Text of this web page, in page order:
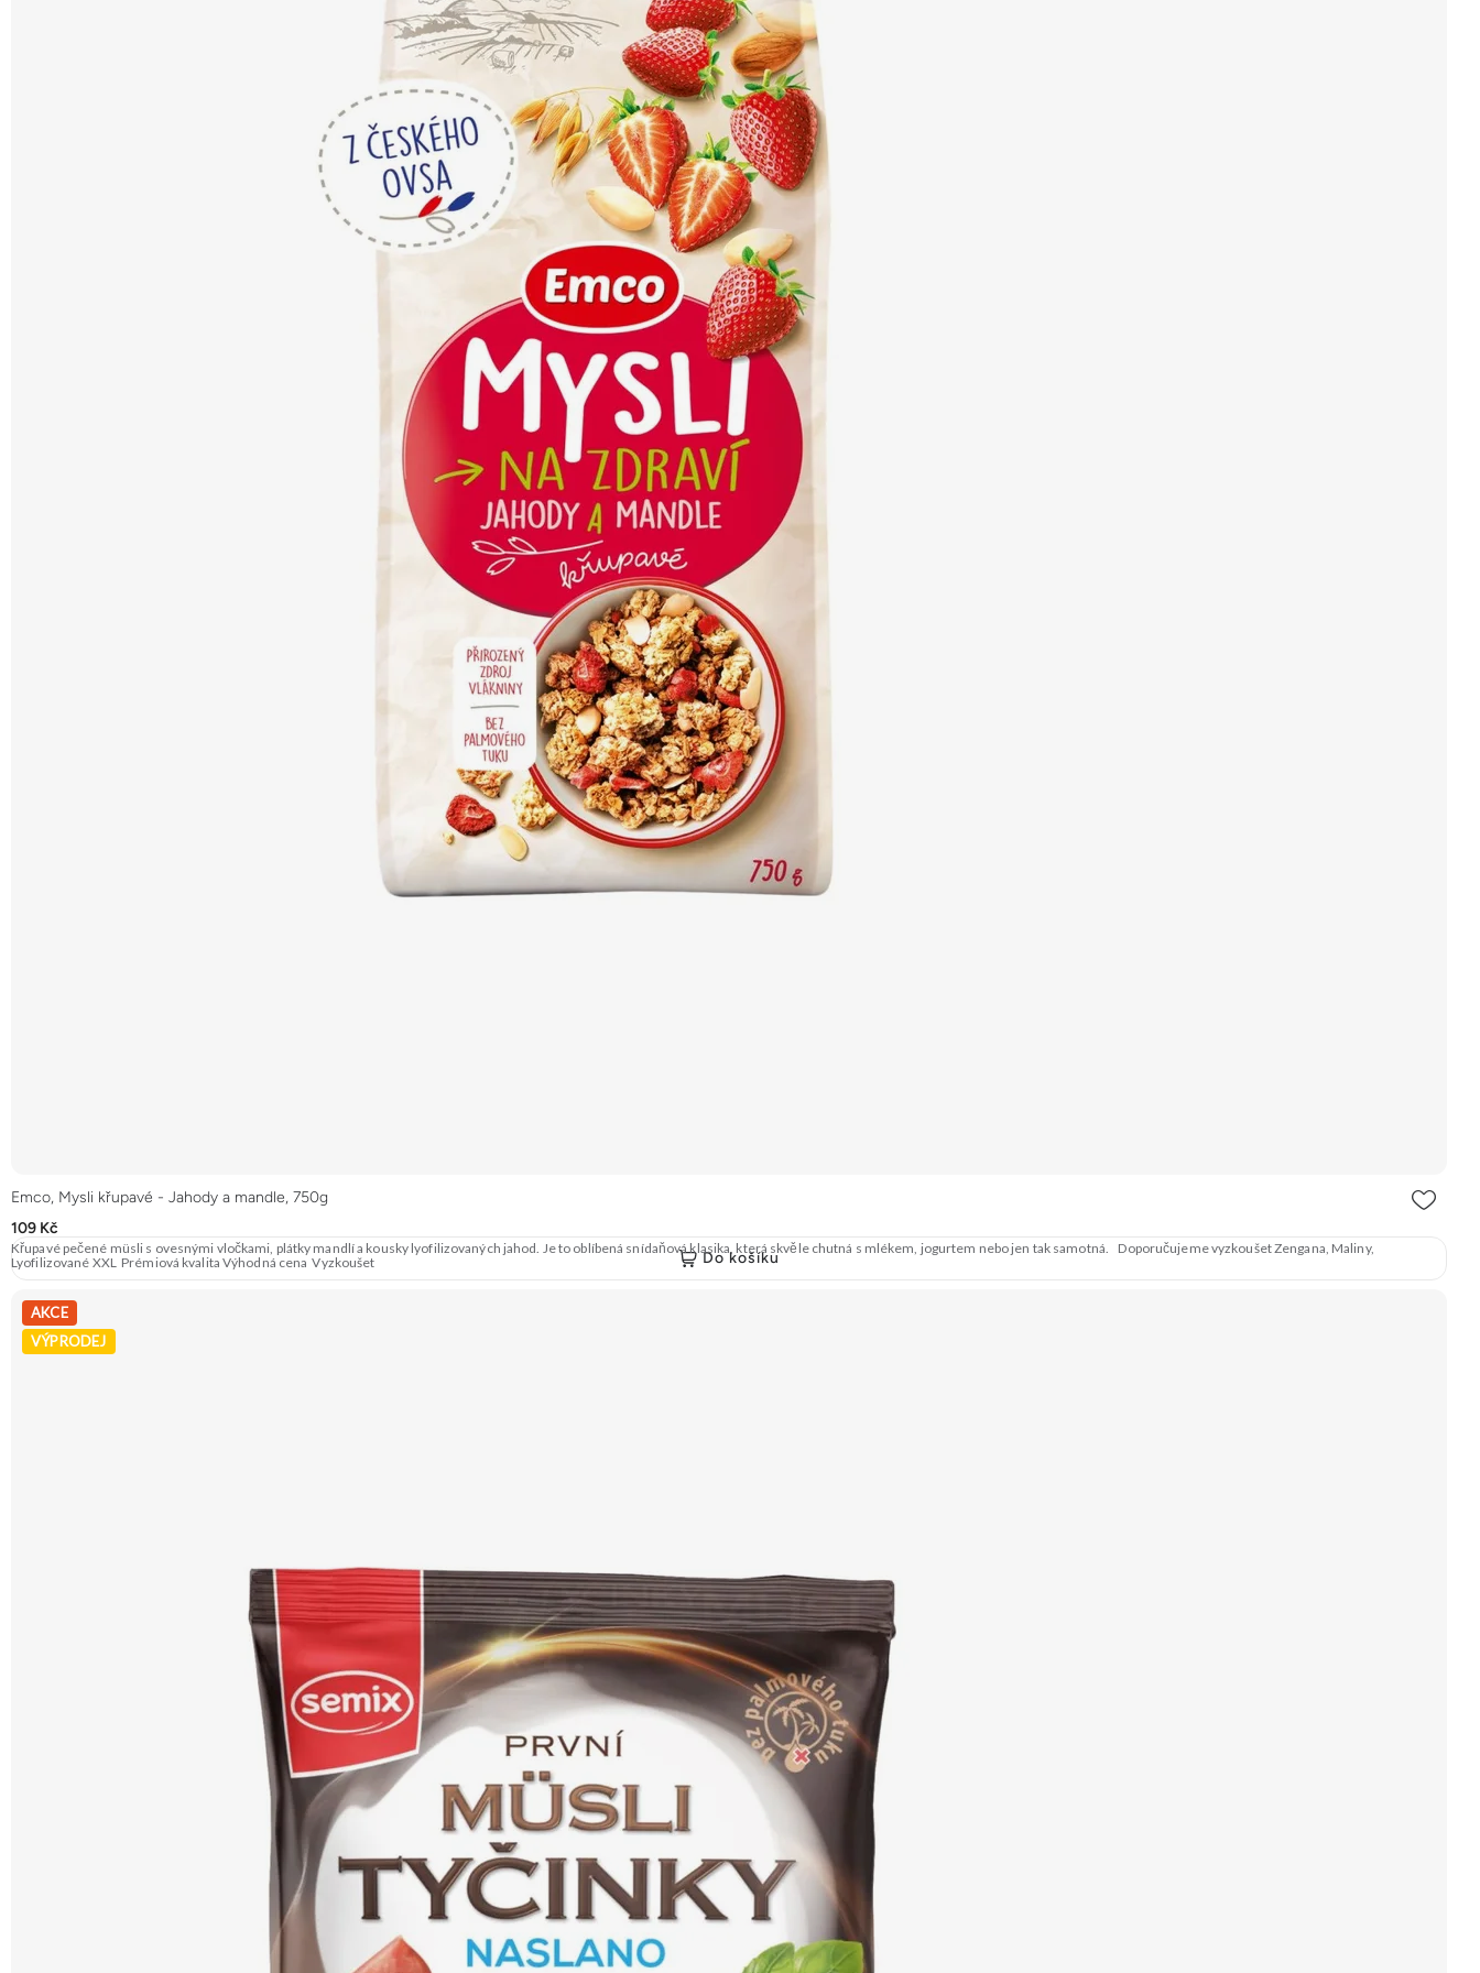
Emco, Mysli křupavé - Jahody a mandle, 750g
109 Kč
Do košíku
Křupavé pečené müsli s ovesnými vločkami, plátky mandlí a kousky lyofilizovaných jahod. Je to oblíbená snídaňová klasika, která skvěle chutná s mlékem, jogurtem nebo jen tak samotná. Doporučujeme vyzkoušet Zengana, Maliny,
Lyofilizované XXL Prémiová kvalita Výhodná cena Vyzkoušet
AKCE
VÝPRODEJ